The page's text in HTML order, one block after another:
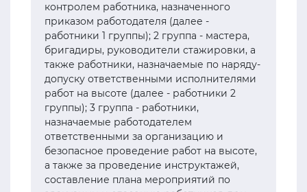
контролем работника, назначенного
приказом работодателя (далее -
работники 1 группы); 2 группа - мастера,
бригадиры, руководители стажировки, а
также работники, назначаемые по наряду-
допуску ответственными исполнителями
работ на высоте (далее - работники 2
группы); 3 группа - работники,
назначаемые работодателем
ответственными за организацию и
безопасное проведение работ на высоте,
а также за проведение инструктажей,
составление плана мероприятий по